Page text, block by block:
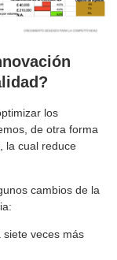
los
de otra forma
la cual reduce
cambios de la
siete veces más